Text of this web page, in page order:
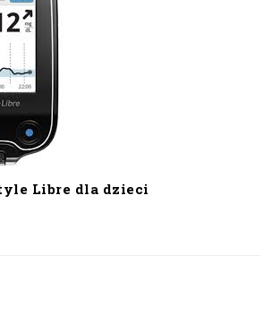
Libre dla dzieci